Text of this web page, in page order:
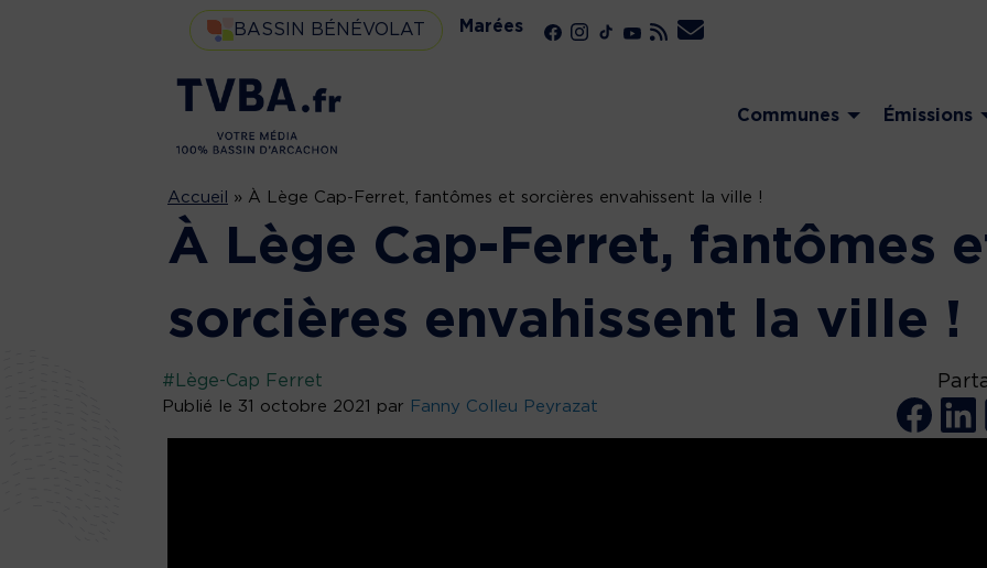
BASSIN BÉNÉVOLAT Marées
Communes Émissions
Accueil » À Lège Cap-Ferret, fantômes et sorcières envahissent la ville !
À Lège Cap-Ferret, fantômes
sorcières envahissent la ville !
#Lège-Cap Ferret
Publié le 31 octobre 2021 par Fanny Colleu Peyrazat